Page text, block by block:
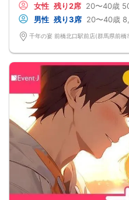
女性 残り2席 20〜40歳
男性 残り3席 20〜40歳